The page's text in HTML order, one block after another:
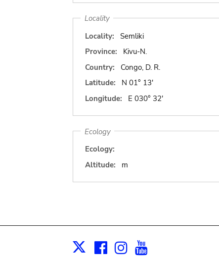
Locality
Locality:
Semliki
Province:
Kivu-N.
Country:
Congo, D. R.
Latitude:
N 01° 13'
Longitude:
E 030° 32'
Ecology
Ecology:
Altitude:
m
X Facebook
Instagram